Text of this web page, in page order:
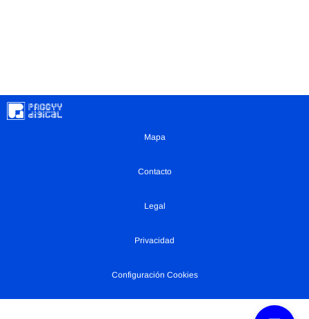
Mapa
Contacto
Legal
Privacidad
Configuración Cookies